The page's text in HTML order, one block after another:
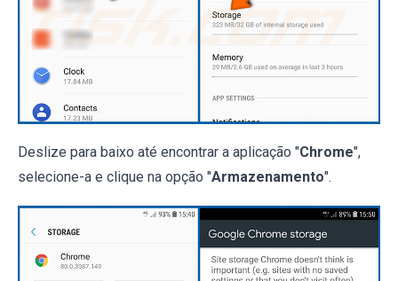
Deslize para baixo até encontrar a aplicação "Chrome",
selecione-a e clique na opção "Armazenamento".